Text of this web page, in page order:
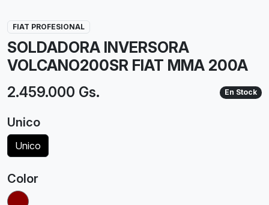
FIAT PROFESIONAL
SOLDADORA INVERSORA
VOLCANO200SR FIAT MMA 200A
2.459.000 Gs. En Stock
Unico
Unico
Color